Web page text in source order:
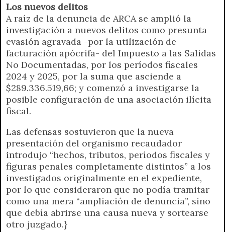
Los nuevos delitos
A raíz de la denuncia de ARCA se amplió la
investigación a nuevos delitos como presunta
evasión agravada -por la utilización de
facturación apócrifa- del Impuesto a las Salidas
No Documentadas, por los períodos fiscales
2024 y 2025, por la suma que asciende a
$289.336.519,66; y comenzó a investigarse la
posible configuración de una asociación ilícita
fiscal.
Las defensas sostuvieron que la nueva
presentación del organismo recaudador
introdujo “hechos, tributos, períodos fiscales y
figuras penales completamente distintos” a los
investigados originalmente en el expediente,
por lo que consideraron que no podía tramitar
como una mera “ampliación de denuncia”, sino
que debía abrirse una causa nueva y sortearse
otro juzgado.}